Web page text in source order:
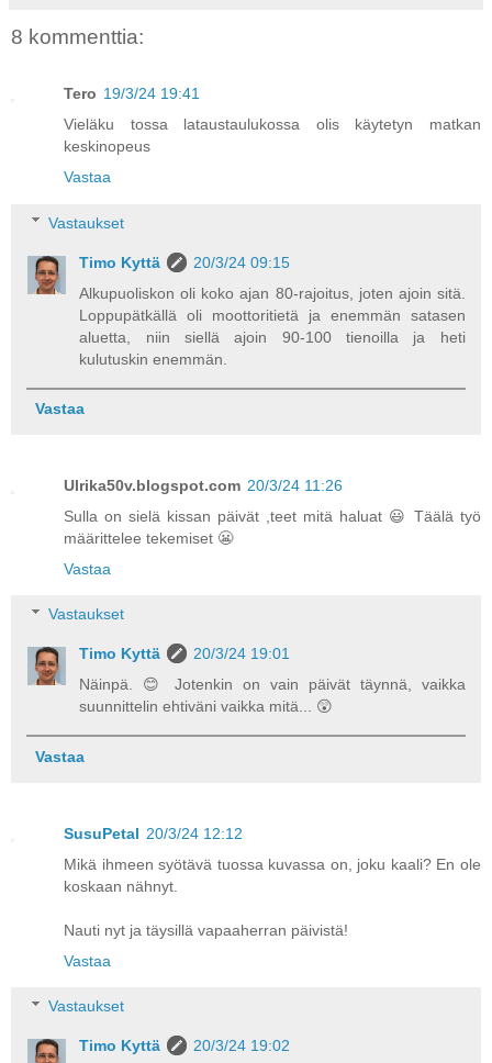
8 kommenttia:
Tero 19/3/24 19:41
Vieläku tossa lataustaulukossa olis käytetyn matkan
keskinopeus
Vastaa
Vastaukset
Timo Kyttä
20/3/24 09:15
Alkupuoliskon oli koko ajan 80-rajoitus, joten ajoin sitä.
Loppupätkällä oli moottoritietä ja enemmän satasen
aluetta, niin siellä ajoin 90-100 tienoilla ja heti
kulutuskin enemmän.
Vastaa
Ulrika50v.blogspot.com 20/3/24 11:26
Sulla on sielä kissan päivät ,teet mitä haluat 😃 Täälä työ
määrittelee tekemiset 😬
Vastaa
Vastaukset
Timo Kyttä
20/3/24 19:01
Näinpä. 😊 Jotenkin on vain päivät täynnä, vaikka
suunnittelin ehtiväni vaikka mitä... 😲
Vastaa
SusuPetal 20/3/24 12:12
Mikä ihmeen syötävä tuossa kuvassa on, joku kaali? En ole
koskaan nähnyt.
Nauti nyt ja täysillä vapaaherran päivistä!
Vastaa
Vastaukset
Timo Kyttä
20/3/24 19:02